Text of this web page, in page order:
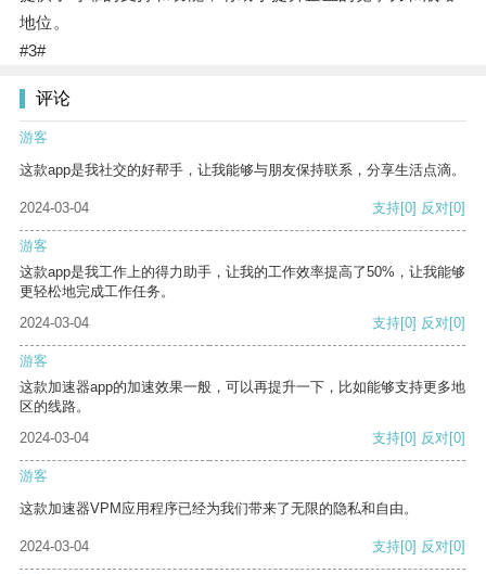
地位。
#3#
评论
游客
这款app是我社交的好帮手，让我能够与朋友保持联系，分享生活点滴。
2024-03-04 支持[0] 反对[0]
游客
这款app是我工作上的得力助手，让我的工作效率提高了50%，让我能够
更轻松地完成工作任务。
2024-03-04
支持[0] 反对[0]
游客
这款加速器app的加速效果一般，可以再提升一下，比如能够支持更多地
区的线路。
2024-03-04
支持[0] 反对[0]
游客
这款加速器VPM应用程序已经为我们带来了无限的隐私和自由。
2024-03-04 支持[0] 反对[0]